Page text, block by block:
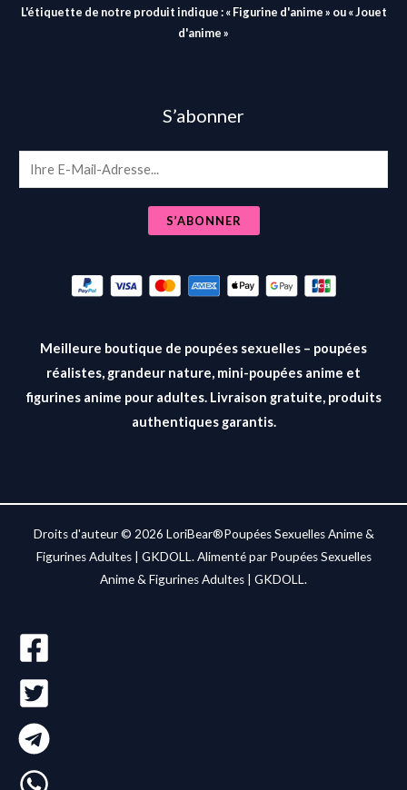
L'étiquette de notre produit indique : « Figurine d'anime » ou « Jouet
d'anime »
S’abonner
m
S’ABONNER
Meilleure boutique de poupées sexuelles – poupées
réalistes, grandeur nature, mini-poupées anime et
figurines anime pour adultes. Livraison gratuite, produits
authentiques garantis.
Droits d'auteur © 2026 LoriBear®Poupées Sexuelles Anime &
Figurines Adultes | GKDOLL. Alimenté par Poupées Sexuelles
Anime & Figurines Adultes | GKDOLL.